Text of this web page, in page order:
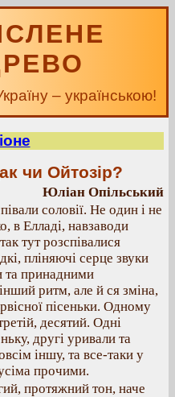
– українською!
чи Ойтозір?
Юліан Опільський
соловії. Не один і не
в Елладі, навзаводи
тут розспівалися
пліняючі серце звуки
та принадними
ритм, але й ся зміна,
пісеньки. Одному
десятий. Одні
другі уривали та
іншу, та все-таки у
прочими.
протяжний тон, наче